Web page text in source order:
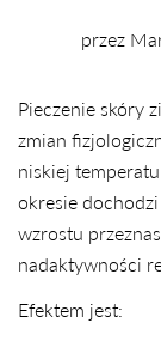
przez
Pieczenie skóry
zmian
niskiej
okresie
wzrostu
nadaktywności
Efektem jest: